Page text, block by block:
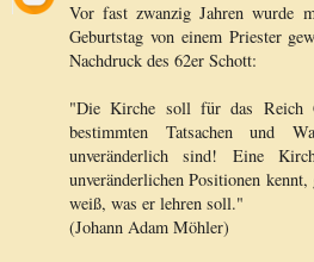
Vor fast zwanzig Jahren wurde
Geburtstag von einem Priester
Nachdruck des 62er Schott:
"Die Kirche soll für das Reich
bestimmten Tatsachen und
unveränderlich sind! Eine
unveränderlichen Positionen
weiß, was er lehren soll."
(Johann Adam Möhler)